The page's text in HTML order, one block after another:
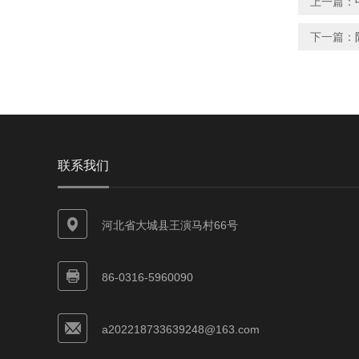
下一篇：
联系我们
河北省大城县王演马村66号
86-0316-5960090
a202218733639248@163.com